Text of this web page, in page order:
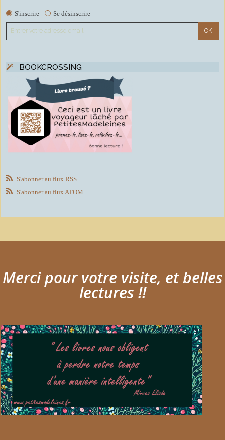
S'inscrire Se désinscrire
BOOKCROSSING
S'abonner au flux RSS
S'abonner au flux ATOM
Merci pour votre visite, et belles
lectures !!